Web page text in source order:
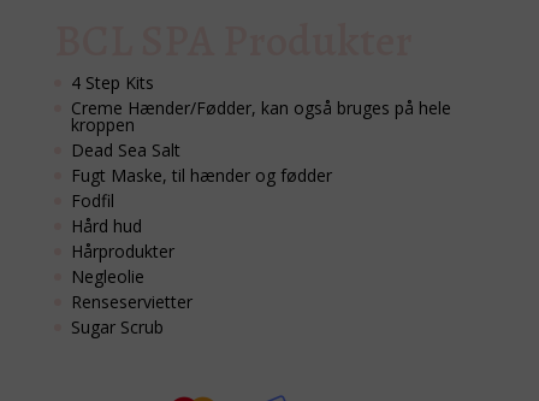
4 Step Kits
Creme Hænder/Fødder, kan også bruges på hele
kroppen
Dead Sea Salt
Fugt Maske, til hænder og fødder
Fodfil
Hård hud
Hårprodukter
Negleolie
Renseservietter
Sugar Scrub